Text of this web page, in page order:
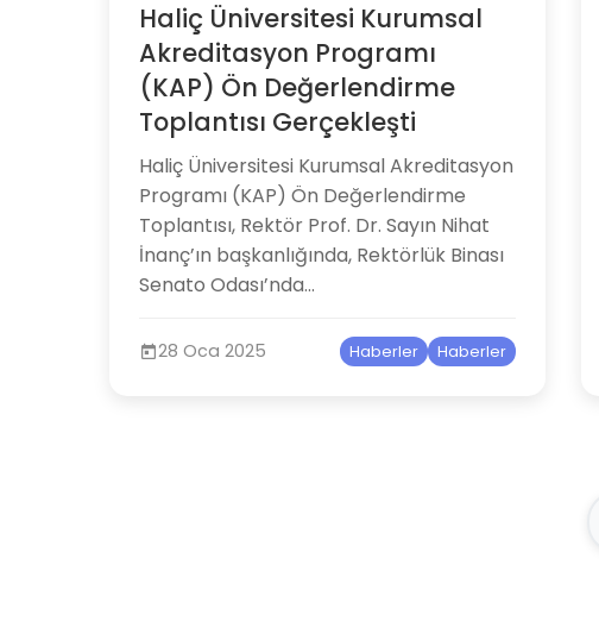
Haliç Üniversitesi Kurumsal
Akreditasyon Programı
(KAP) Ön Değerlendirme
Toplantısı Gerçekleşti
Haliç Üniversitesi Kurumsal Akreditasyon
Programı (KAP) Ön Değerlendirme
Toplantısı, Rektör Prof. Dr. Sayın Nihat
İnanç’ın başkanlığında, Rektörlük Binası
Senato Odası’nda...
28 Oca 2025 Haberler Haberler